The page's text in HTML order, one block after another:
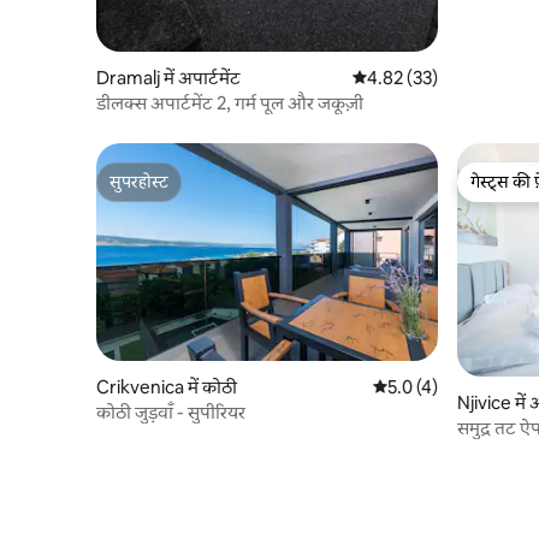
Dramalj में अपार्टमेंट औसत रेटिंग 5 में से 4.82, 33
4.82 (33)
डीलक्स अपार्टमेंट 2, गर्म पूल और जकूज़ी
सुपरहोस्ट
सुपरहोस्ट
Crikvenica में कोठी औसत रेटिंग 5 में से 5.0, 4
5.0 (4)
कोठी जुड़वाँ - सुपीरियर
गेस्ट्स की
गेस्ट्स की
Njivice में
समुद्र तट